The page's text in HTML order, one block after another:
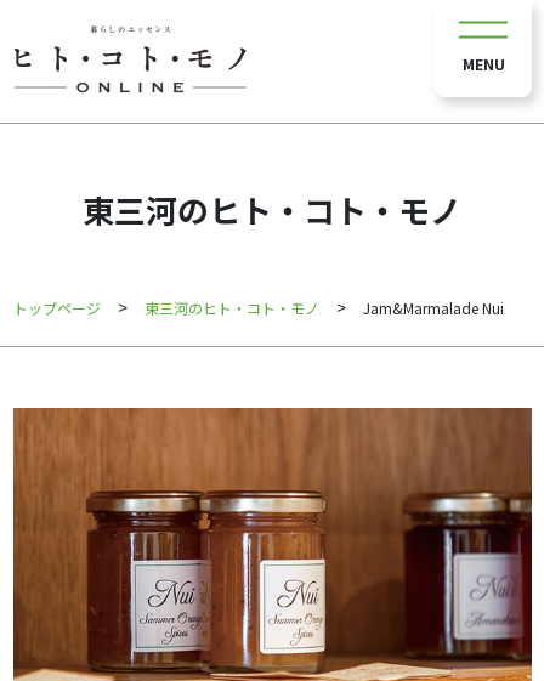
MENU
東三河のヒト・コト・モノ
トップページ > 東三河のヒト・コト・モノ > Jam&Marmalade Nui